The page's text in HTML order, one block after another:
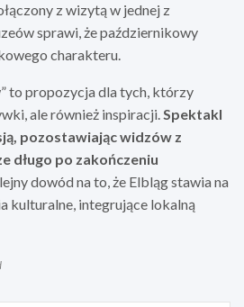
z wizytą w jednej z
sprawi, że październikowy
charakteru.
to propozycja dla tych, którzy
ale również inspiracji.Spektakl
pozostawiając widzów z
długo po zakończeniu
dowód na to, że Elbląg stawia na
kulturalne, integrujące lokalną